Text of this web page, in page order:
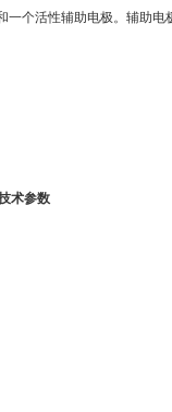
个活性辅助电极。辅助电
术参数